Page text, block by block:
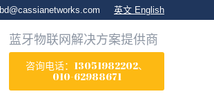
bd@cassianetworks.com 英文 English
蓝牙物联网解决方案提供商
咨询电话：13051982202、
010-62988671
关于我们